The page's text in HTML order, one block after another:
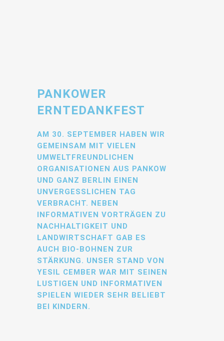
PANKOWER
ERNTEDANKFEST
AM 30. SEPTEMBER HABEN WIR
GEMEINSAM MIT VIELEN
UMWELTFREUNDLICHEN
ORGANISATIONEN AUS PANKOW
UND GANZ BERLIN EINEN
UNVERGESSLICHEN TAG
VERBRACHT. NEBEN
INFORMATIVEN VORTRÄGEN ZU
NACHHALTIGKEIT UND
LANDWIRTSCHAFT GAB ES
AUCH BIO-BOHNEN ZUR
STÄRKUNG. UNSER STAND VON
YESIL CEMBER WAR MIT SEINEN
LUSTIGEN UND INFORMATIVEN
SPIELEN WIEDER SEHR BELIEBT
BEI KINDERN.